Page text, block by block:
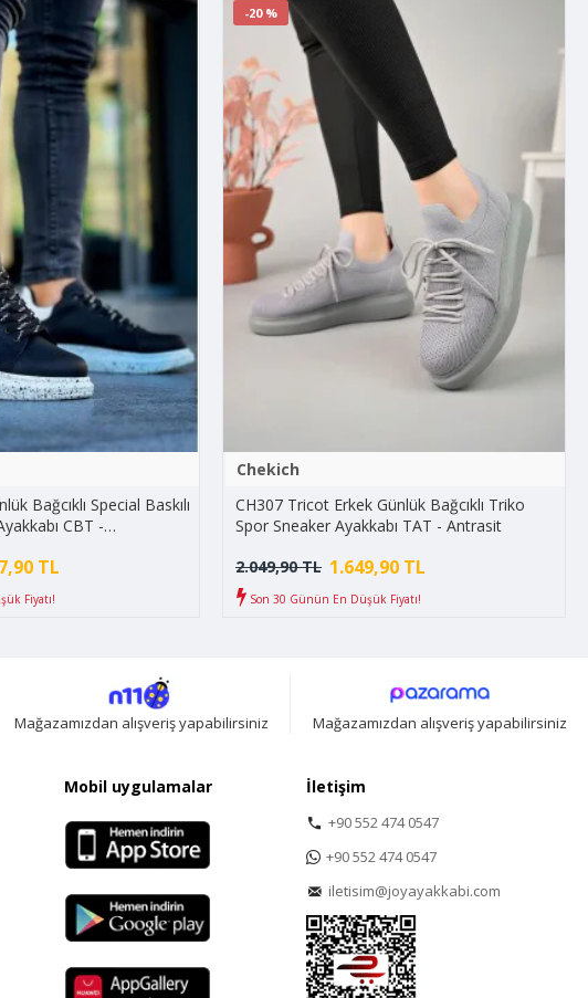
Bağcıklı Special Baskılı
CBT -
TL
Fiyatı!
-20 %
Chekich
CH307 Tricot Erkek Günlük Bağcıklı Triko
Spor Sneaker Ayakkabı TAT - Antrasit
1.649,90 TL
2.049,90 TL
Son 30 Günün En Düşük Fiyatı!
Mağazamızdan alışveriş yapabilirsiniz Mağazamızdan alışveriş yapabilirsiniz
Mobil uygulamalar İletişim
+90 552 474 0547
+90 552 474 0547
iletisim@joyayakkabi.com